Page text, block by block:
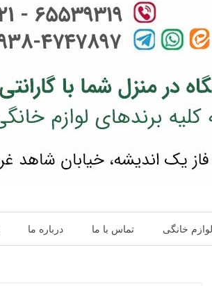
خانگی تماس با ما درباره ما